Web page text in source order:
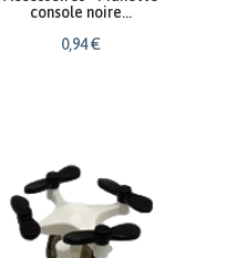
console noire...
0,94€